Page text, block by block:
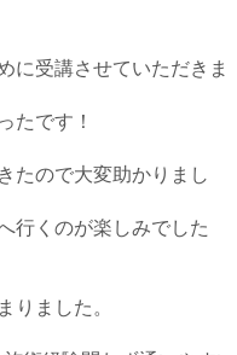
に受講させていただきま
たです！
たので大変助かりまし
行くのが楽しみでした
りました。